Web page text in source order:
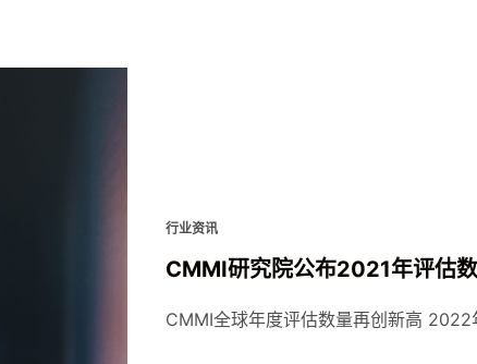
行业资讯
CMMI研究院公布2021年评估
CMMI全球年度评估数量再创新高 2022